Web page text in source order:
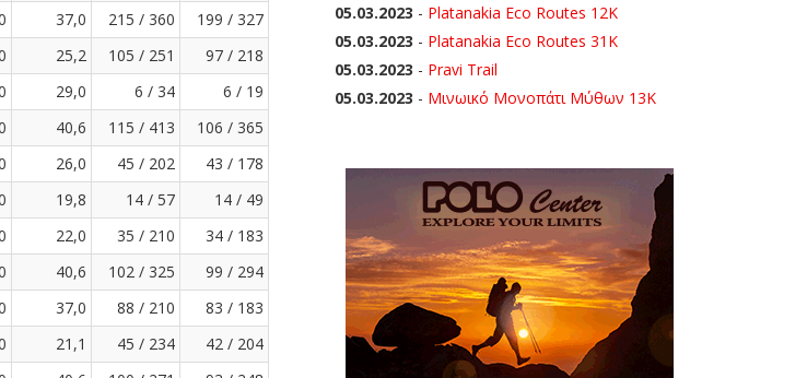
37,0 215 / 360
199 / 327
25,2 105 / 251
97 / 218
29,0 6 / 34
6 / 19
40,6 115 / 413
106 / 365
26,0 45 / 202
43 / 178
19,8 14 / 57
14 / 49
22,0 35 / 210
34 / 183
40,6 102 / 325
99 / 294
37,0 88 / 210
83 / 183
21,1 45 / 234
42 / 204
05.03.2023 - Platanakia Eco Routes 12K
05.03.2023 - Platanakia Eco Routes 31K
05.03.2023 - Pravi Trail
05.03.2023 - Μινωικό Μονοπάτι Μύθων 13Κ